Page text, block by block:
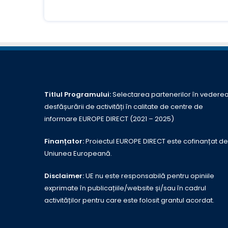
Titlul Programului:Selectarea partenerilor în vederea
desfășurării de activități în calitate de centre de
informare EUROPE DIRECT (2021 – 2025)
Finanțator:Proiectul EUROPE DIRECT este cofinanțat de
Uniunea Europeană.
Disclaimer:UE nu este responsabilă pentru opiniile
exprimate în publicațiile/website și/sau în cadrul
activităților pentru care este folosit grantul acordat.